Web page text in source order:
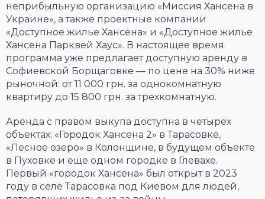
неприбыльную организацию «Миссия Хансена в
Украине», а также проектные компании
«Доступное жилье Хансена» и «Доступное жилье
Хансена Парквей Хаус». В настоящее время
программа уже предлагает доступную аренду в
Софиевской Борщаговке — по цене на 30% ниже
рыночной: от 11 000 грн. за однокомнатную
квартиру до 15 800 грн. за трехкомнатную.
Аренда с правом выкупа доступна в четырех
объектах: «Городок Хансена 2» в Тарасовке,
«Лесное озеро» в Колонщине, в будущем объекте
в Пуховке и еще одном городке в Глевахе.
Первый «городок Хансена» был открыт в 2023
году в селе Тарасовка под Киевом для людей,